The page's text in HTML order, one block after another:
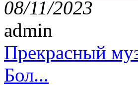
08/11/2023
admin
Прекрасный
Бол...